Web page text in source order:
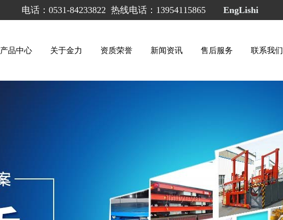
电话：0531-84233822 热线电话：13954115865 EngLishi
产品中心 关于金力 资质荣誉 新闻资讯 售后服务 联系我们